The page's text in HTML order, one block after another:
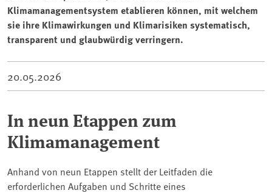
Klimamanagementsystem etablieren können, mit welchem
sie ihre Klimawirkungen und Klimarisiken systematisch,
transparent und glaubwürdig verringern.
20.05.2026
In neun Etappen zum
Klimamanagement
Anhand von neun Etappen stellt der Leitfaden die
erforderlichen Aufgaben und Schritte eines